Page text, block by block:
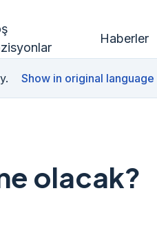
Haberler
Show in original language
olacak?